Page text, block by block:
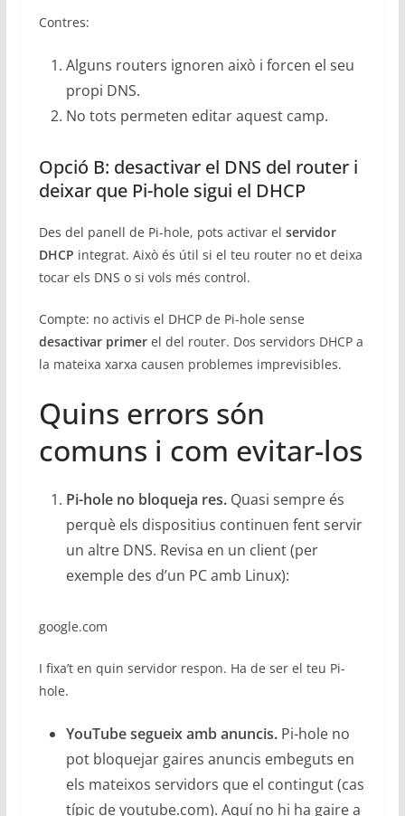
Contres:
Alguns routers ignoren això i forcen el seu
propi DNS.
No tots permeten editar aquest camp.
Opció B: desactivar el DNS del router i
deixar que Pi-hole sigui el DHCP
Des del panell de Pi-hole, pots activar el servidor
DHCP integrat. Això és útil si el teu router no et deixa
tocar els DNS o si vols més control.
Compte: no activis el DHCP de Pi-hole sense
desactivar primerel del router. Dos servidors DHCP a
la mateixa xarxa causen problemes imprevisibles.
Quins errors són
comuns i com evitar-los
Pi-hole no bloqueja res. Quasi sempre és
perquè els dispositius continuen fent servir
un altre DNS. Revisa en un client (per
exemple des d’un PC amb Linux):
google.com
I fixa’t en quin servidor respon. Ha de ser el teu Pi-
hole.
YouTube segueix amb anuncis. Pi-hole no
pot bloquejar gaires anuncis embeguts en
els mateixos servidors que el contingut (cas
típic de youtube.com). Aquí no hi ha gaire a